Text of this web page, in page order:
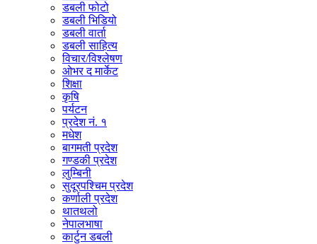
डबली फोटो
डबली भिडियो
डबली वार्ता
डबली साहित्य
विचार/विश्‍लेषण
ओभर द मार्केट
शिक्षा
कृषि
पर्यटन
प्रदेश नं. १
मधेश
बागमती प्रदेश
गण्डकी प्रदेश
लुम्बिनी
सुदूरपश्चिम प्रदेश
कर्णाली प्रदेश
थातथलो
नेपालभाषा
कार्टुन डबली